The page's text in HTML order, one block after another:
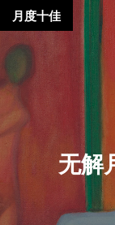
无解
月度十佳